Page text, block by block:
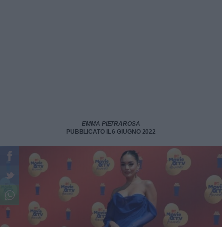
EMMA PIETRAROSA
PUBBLICATO IL 6 GIUGNO 2022